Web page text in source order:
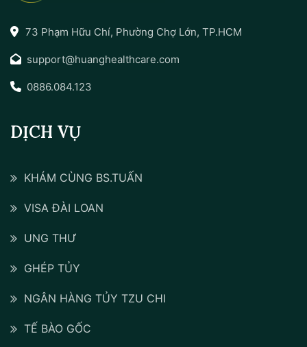
73 Phạm Hữu Chí, Phường Chợ Lớn, TP.HCM
support@huanghealthcare.com
0886.084.123
DỊCH VỤ
KHÁM CÙNG BS.TUẤN
VISA ĐÀI LOAN
UNG THƯ
GHÉP TỦY
NGÂN HÀNG TỦY TZU CHI
TẾ BÀO GỐC